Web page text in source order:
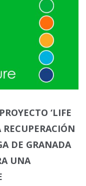
‘LIFE
RECUPERACIÓN
DE GRANADA
UNA